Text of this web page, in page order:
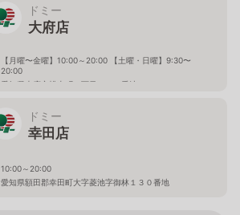
ドミー
大府店
【月曜〜金曜】10:00～20:00 【土曜・日曜】9:30〜
20:00
愛知県大府市桃山町一丁目１６８番地
ドミー
幸田店
10:00～20:00
愛知県額田郡幸田町大字菱池字御林１３０番地